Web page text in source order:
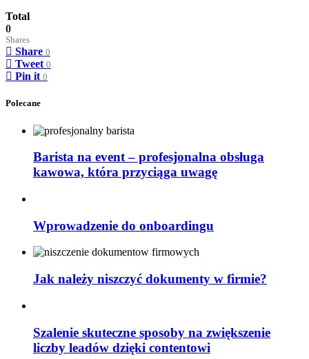
Total
0
Shares
Share 0
Tweet 0
Pin it 0
Polecane
Barista na event – profesjonalna obsługa
kawowa, która przyciąga uwagę
Wprowadzenie do onboardingu
Jak należy niszczyć dokumenty w firmie?
Szalenie skuteczne sposoby na zwiększenie
liczby leadów dzięki contentowi